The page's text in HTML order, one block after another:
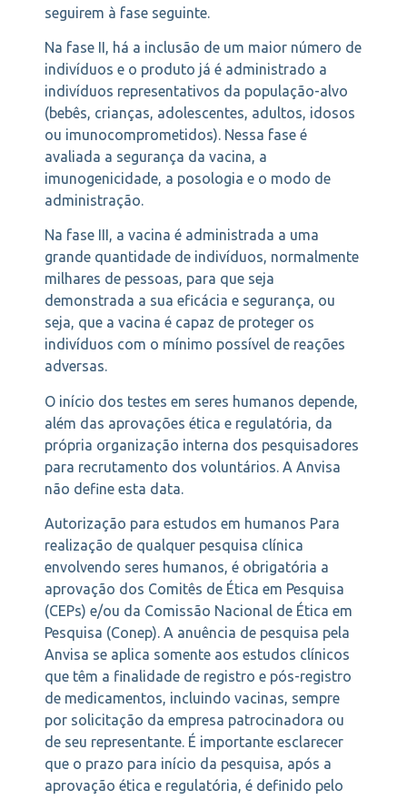
seguirem à fase seguinte.
Na fase II, há a inclusão de um maior número de
indivíduos e o produto já é administrado a
indivíduos representativos da população-alvo
(bebês, crianças, adolescentes, adultos, idosos
ou imunocomprometidos). Nessa fase é
avaliada a segurança da vacina, a
imunogenicidade, a posologia e o modo de
administração.
Na fase III, a vacina é administrada a uma
grande quantidade de indivíduos, normalmente
milhares de pessoas, para que seja
demonstrada a sua eficácia e segurança, ou
seja, que a vacina é capaz de proteger os
indivíduos com o mínimo possível de reações
adversas.
O início dos testes em seres humanos depende,
além das aprovações ética e regulatória, da
própria organização interna dos pesquisadores
para recrutamento dos voluntários. A Anvisa
não define esta data.
Autorização para estudos em humanos Para
realização de qualquer pesquisa clínica
envolvendo seres humanos, é obrigatória a
aprovação dos Comitês de Ética em Pesquisa
(CEPs) e/ou da Comissão Nacional de Ética em
Pesquisa (Conep). A anuência de pesquisa pela
Anvisa se aplica somente aos estudos clínicos
que têm a finalidade de registro e pós-registro
de medicamentos, incluindo vacinas, sempre
por solicitação da empresa patrocinadora ou
de seu representante. É importante esclarecer
que o prazo para início da pesquisa, após a
aprovação ética e regulatória, é definido pelo